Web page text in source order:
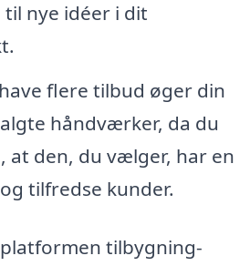
nye idéer i dit
flere tilbud øger din
håndværker, da du
at den, du vælger, har en
tilfredse kunder.
tilbygning-